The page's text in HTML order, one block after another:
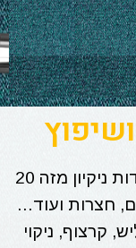
חברת אורנה המדבירה מבצעת עבודות ניקיון מזה 20
חצרות ועוד…
קרצוף, ניקוי